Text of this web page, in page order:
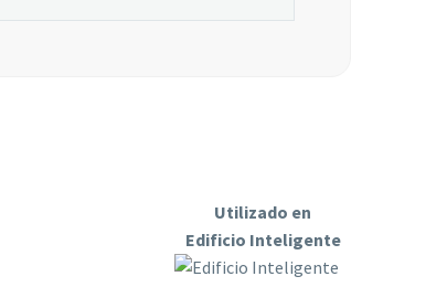
Utilizado en
Edificio Inteligente